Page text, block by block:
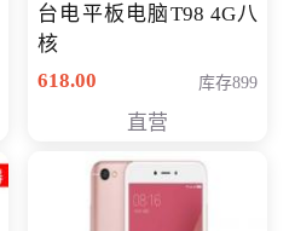
台电平板电脑T98 4G八
核
618.00
库存899
直营